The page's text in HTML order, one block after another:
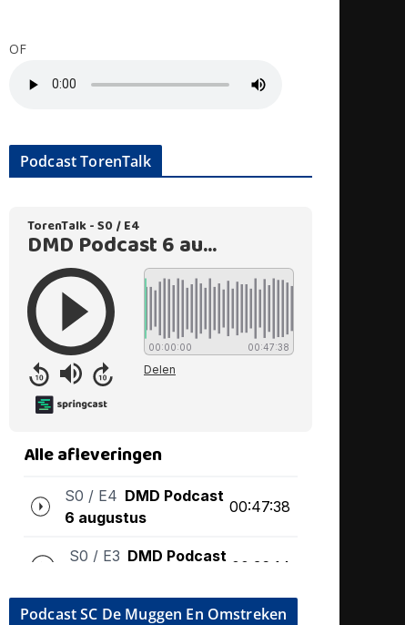
OF
Podcast TorenTalk
Podcast SC De Muggen En Omstreken